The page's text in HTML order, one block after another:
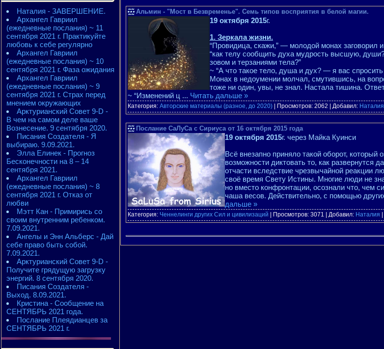
2011 - энергии месяцев
2011 - ЭНЕРГИИ года
2012 - энергии месяцев
2012 - ЭНЕРГИИ года
2013 - энергии месяцев
2013 - ЭНЕРГИИ года
2014 - энергии месяцев
2014 - ЭНЕРГИИ года
2015 - энергии месяцев
2015 - ЭНЕРГИИ года
Наталия - ЗАВЕРШЕНИЕ.
Архангел Гавриил
(ежедневные послания) ~ 11
сентября 2021 г. Практикуйте
любовь к себе регулярно
Архангел Гавриил
(ежедневные послания) ~ 10
сентября 2021 г. Фаза ожидания
Архангел Гавриил
(ежедневные послания) ~ 9
сентября 2021 г. Страх перед
мнением окружающих
Арктурианский Совет 9-D -
В чем на самом деле ваше
Вознесение. 9 сентября 2020.
Писания Создателя - Я
выбираю. 9.09.2021.
Элла Елинек - Прогноз
Бесконечности на 8 – 14
сентября 2021.
Архангел Гавриил
(ежедневные послания) ~ 8
сентября 2021 г. Отказ от
любви
Мэтт Кан - Примирись со
своим внутренним ребенком.
7.09.2021.
Ангелы и Энн Альберс - Дай
себе право быть собой.
7.09.2021.
Арктурианский Совет 9-D -
Получите грядущую загрузку
энергий. 8 сентября 2020.
Писания Создателя -
Выход. 8.09.2021.
Кристина - Сообщение на
СЕНТЯБРЬ 2021 года.
Послание Плеядианцев за
СЕНТЯБРЬ 2021 г.
Альмин - "Мост в Безвременье". Семь типов восприятия в белой магии.
19 октября 2015г.
1. Зеркала жизни.
“Провидица, скажи,” — молодой монах заговорил
“как телу сообщить духа мудрость высшую,
зовом и терзаниями тела?”
~ “А что такое тело, душа и дух? — я вас спросить
Монах в недоумении молчал, смутившись, на
тоже ни один, увы, не знал. Настала тишина.
~ “Изменений ц ... Читать дальше »
Категория: Авторские материалы (разное, до 2020) | Просмотров: 2062 | Добавил: Наталия
Послание СаЛуСа с Сириуса от 16 октября 2015 года
19 октября 2015г. через Майка Куинси
Всё внезапно приняло такой оборот, который
возможности диктовать то, как развернутся
отчасти вследствие чрезвычайной реакции
своё время Свету Истины. Многие люди не
но вместо конфронтации, осознали что, чем
чаша весов. Действительно, с помощью
дальше »
Категория: Ченнелинги других Сил и цивилизаций | Просмотров: 3071 | Добавил: Наталия